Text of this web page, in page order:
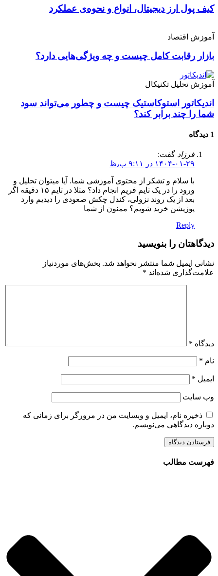
کیف پول ارز دیجیتال، انواع و نحوه‌ی عملکرد
آموزش اقتصاد
بازار رقابت کامل چیست و چه ویژگی‌هایی دارد؟
آموزش تحلیل تکنیکال
اندیکاتور استوکاستیک چیست و چطور می‌تواند سود
شما را چند برابر کند؟
1 دیدگاه
فرزاد گفت:
۱۴۰۴-۰۱-۲۹ در ۹:۱۱ ب٫ظ
با سلام و تشکر از محتوی آموزشی شما. آیا میتوان تحلیل و
ورود را در یک تایم فریم انجام داد؟ مثلا در تایم ۱۵ دقیقه اگر
بعد از یک روند نزولی، کندل چکش صعودی را دیدیم وارد
پوزیشن خرید شویم؟ ممنون از شما
Reply
دیدگاهتان را بنویسید
نشانی ایمیل شما منتشر نخواهد شد. بخش‌های موردنیاز
علامت‌گذاری شده‌اند *
دیدگاه *
نام *
ایمیل *
وب‌ سایت
ذخیره نام، ایمیل و وبسایت من در مرورگر برای زمانی که
دوباره دیدگاهی می‌نویسم.
فهرست مطالب